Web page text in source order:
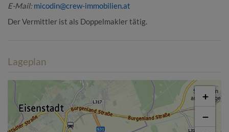
E-Mail:micodin@crew-immobilien.at
Der Vermittler ist als Doppelmakler tätig.
Lageplan
+
−